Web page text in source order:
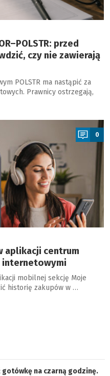
przed
czy nie zawierają
POLSTR ma nastąpić za
Prawnicy ostrzegają,
0
aplikacji centrum
internetowymi
mobilnej sekcję Moje
historię zakupów w …
na czarną godzinę.